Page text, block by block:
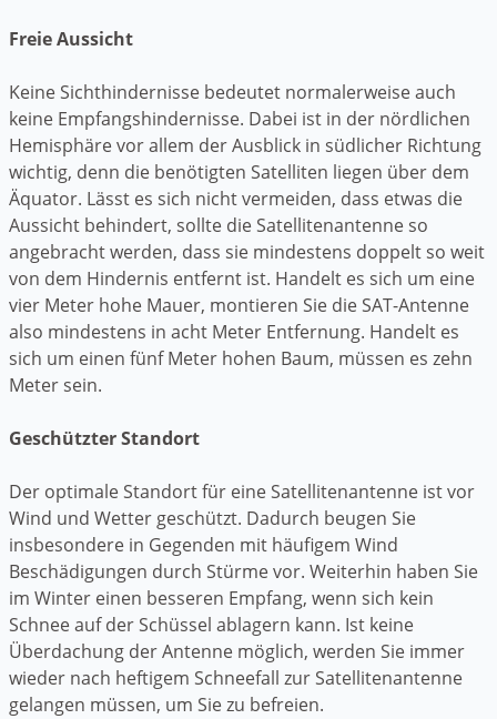
Freie Aussicht
Keine Sichthindernisse bedeutet normalerweise auch
keine Empfangshindernisse. Dabei ist in der nördlichen
Hemisphäre vor allem der Ausblick in südlicher Richtung
wichtig, denn die benötigten Satelliten liegen über dem
Äquator. Lässt es sich nicht vermeiden, dass etwas die
Aussicht behindert, sollte die Satellitenantenne so
angebracht werden, dass sie mindestens doppelt so weit
von dem Hindernis entfernt ist. Handelt es sich um eine
vier Meter hohe Mauer, montieren Sie die SAT-Antenne
also mindestens in acht Meter Entfernung. Handelt es
sich um einen fünf Meter hohen Baum, müssen es zehn
Meter sein.
Geschützter Standort
Der optimale Standort für eine Satellitenantenne ist vor
Wind und Wetter geschützt. Dadurch beugen Sie
insbesondere in Gegenden mit häufigem Wind
Beschädigungen durch Stürme vor. Weiterhin haben Sie
im Winter einen besseren Empfang, wenn sich kein
Schnee auf der Schüssel ablagern kann. Ist keine
Überdachung der Antenne möglich, werden Sie immer
wieder nach heftigem Schneefall zur Satellitenantenne
gelangen müssen, um Sie zu befreien.